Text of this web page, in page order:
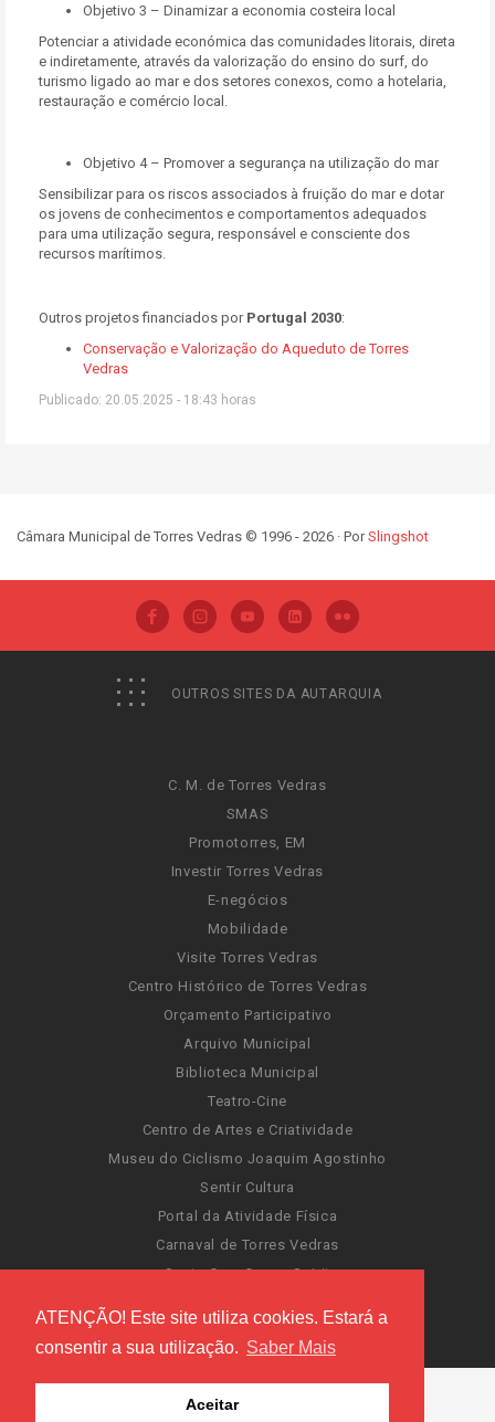
ATENÇÃO! Este site utiliza cookies. Estará a
consentir a sua utilização. Saber Mais
Aceitar
Objetivo 3 – Dinamizar a economia costeira local
Potenciar a atividade económica das comunidades litorais, direta
e indiretamente, através da valorização do ensino do surf, do
turismo ligado ao mar e dos setores conexos, como a hotelaria,
restauração e comércio local.
Objetivo 4 – Promover a segurança na utilização do mar
Sensibilizar para os riscos associados à fruição do mar e dotar
os jovens de conhecimentos e comportamentos adequados
para uma utilização segura, responsável e consciente dos
recursos marítimos.
Outros projetos financiados por Portugal 2030:
Conservação e Valorização do Aqueduto de Torres
Vedras
Publicado: 20.05.2025 - 18:43 horas
Câmara Municipal de Torres Vedras © 1996 - 2026 · PorSlingshot
OUTROS SITES DA AUTARQUIA
C. M. de Torres Vedras
SMAS
Promotorres, EM
Investir Torres Vedras
E-negócios
Mobilidade
Visite Torres Vedras
Centro Histórico de Torres Vedras
Orçamento Participativo
Arquivo Municipal
Biblioteca Municipal
Teatro-Cine
Centro de Artes e Criatividade
Museu do Ciclismo Joaquim Agostinho
Sentir Cultura
Portal da Atividade Física
Carnaval de Torres Vedras
Santa Cruz Ocean Spirit